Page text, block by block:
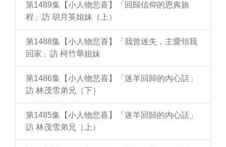
第1489集【小人物悲喜】「回歸信仰的恩典旅
程」訪 胡月英姐妹（上）
第1488集【小人物悲喜】「我曾迷失，主愛領我
回家」訪 柯竹華姐妹
第1486集【小人物悲喜】「迷羊回歸的內心話」
訪 林茂雪弟兄（下）
第1485集【小人物悲喜】「迷羊回歸的內心話」
訪 林茂雪弟兄（上）